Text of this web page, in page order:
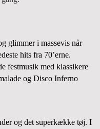
glimmer i massevis når
hits fra 70’erne.
festmusik med klassikere
og Disco Inferno
og det superkække tøj. I